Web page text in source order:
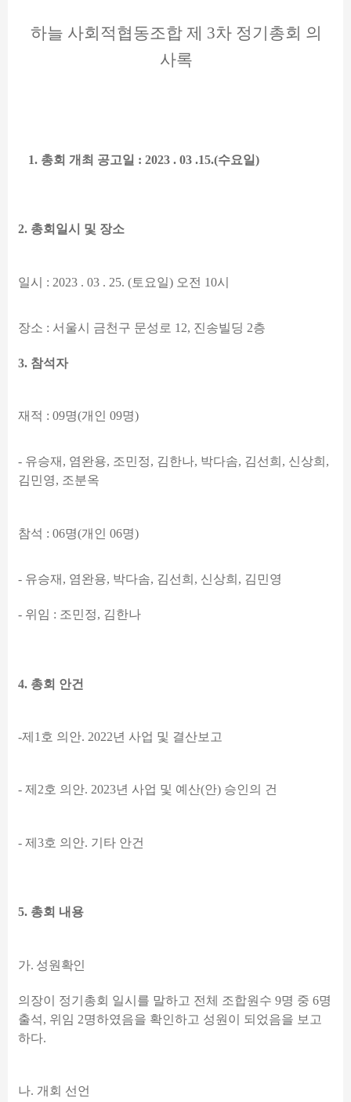
하늘 사회적협동조합 제 3차 정기총회 의
사록
1. 총회 개최 공고일 : 2023 . 03 .15.(수요일)
2. 총회일시 및 장소
일시 : 2023 . 03 . 25. (토요일) 오전 10시
장소 : 서울시 금천구 문성로 12, 진송빌딩 2층
3. 참석자
재적 : 09명(개인 09명)
- 유승재 , 염완용, 조민정, 김한나, 박다솜, 김선희 , 신상희 ,
김민영, 조분옥
참석 : 06명(개인 06명)
- 유승재 , 염완용, 박다솜, 김선희 , 신상희 , 김민영
- 위임 : 조민정, 김한나
4. 총회 안건
-제 1 호 의안. 2022년 사업 및 결산보고
- 제 2호 의안. 2023년 사업 및 예산(안) 승인의 건
- 제 3호 의안. 기타 안건
5. 총회 내용
가. 성원확인
의장이 정기총회 일시를 말하고 전체 조합원수 9명 중 6명
출석, 위임 2명하였음을 확인하고 성원이 되었음을 보고
하다.
나. 개회 선언